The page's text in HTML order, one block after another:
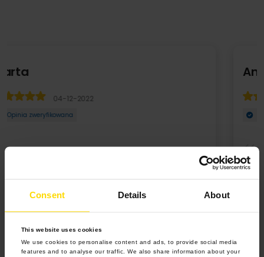
Consent Details About
This website uses cookies
We use cookies to personalise content and ads, to provide social media
features and to analyse our traffic. We also share information about your
Opinia zweryfikowana
Termin realizacji dokładnie taki jak podany na stronie, duży